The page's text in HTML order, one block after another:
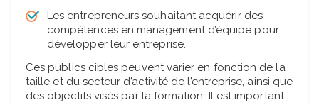
Les entrepreneurs souhaitant acquérir des
compétences en management d’équipe pour
développer leur entreprise.
Ces publics cibles peuvent varier en fonction de la
taille et du secteur d’activité de l’entreprise, ainsi que
des objectifs visés par la formation. Il est important